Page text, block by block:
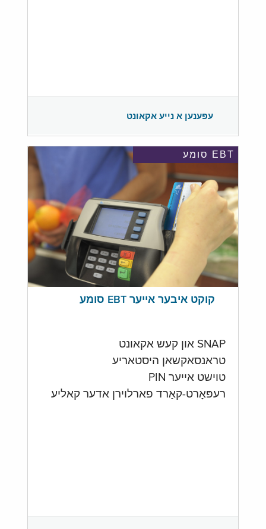
עפענען א נייע אקאונט
EBT סומע
קוקט איבער אייער EBT סומע
SNAP און קעש אקאונט
טראנסאקשאן היסטאריע
טוישט אייער PIN
רעפּאָרט-קאַרד פארלוירן אדער קאליע